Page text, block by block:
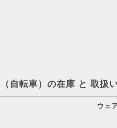
自転車）の在庫 と 取扱
ウェ